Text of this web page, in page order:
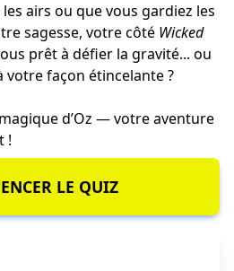
airs ou que vous gardiez les
sagesse, votre côté Wicked
prêt à défier la gravité... ou
votre façon étincelante ?
d’Oz — votre aventure
!
LE QUIZ